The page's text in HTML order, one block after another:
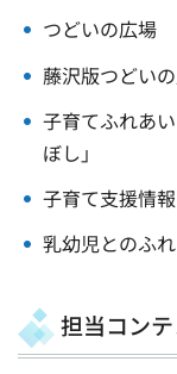
つどいの広場
藤沢版つどい
子育てふれあ
ぼし」
子育て支援情
乳幼児とのふ
担当コン